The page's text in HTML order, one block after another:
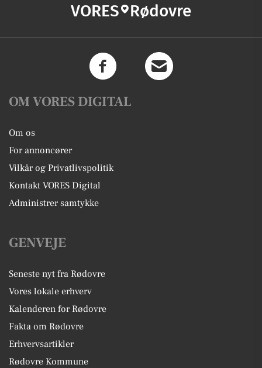
VORES Rødovre
OM VORES DIGITAL
Om os
For annoncører
Vilkår og Privatlivspolitik
Kontakt VORES Digital
Administrer samtykke
GENVEJE
Seneste nyt fra Rødovre
Vores lokale erhverv
Kalenderen for Rødovre
Fakta om Rødovre
Erhvervsartikler
Rødovre Kommune